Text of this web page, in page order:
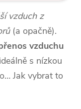
vzduch z
(a opačně).
vzduchu
s nízkou
Jak vybrat to